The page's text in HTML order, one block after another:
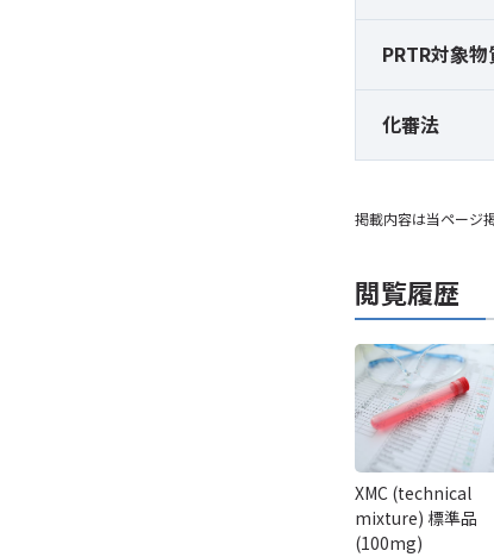
PRTR対象物
化審法
掲載内容は当ページ
閲覧履歴
XMC (technical
mixture) 標準品
(100mg)